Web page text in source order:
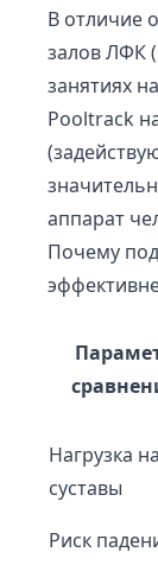
В отличие
залов ЛФК
занятиях
Pooltrack
аппарат
Почему
Нагрузка на
суставы
Риск